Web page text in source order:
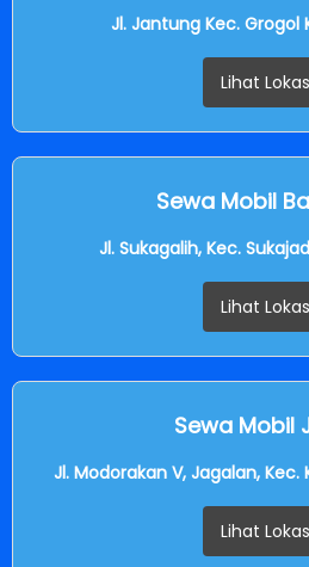
Jl. Jantung Kec. Grogol
Lihat
Sewa Mobil
Jl. Sukagalih, Kec.
Lihat
Sewa Mobil
Jl. Modorakan V, Jagalan,
Lihat